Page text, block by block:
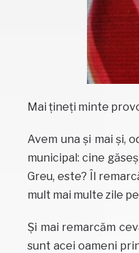
Mai țineți minte
Avem una și mai și,
municipal: cine
Greu, este? Îl
mult mai multe zile
Și mai remarcăm
sunt acei oameni